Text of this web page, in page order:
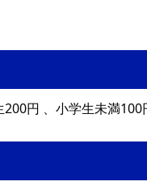
円 、小学生未満100